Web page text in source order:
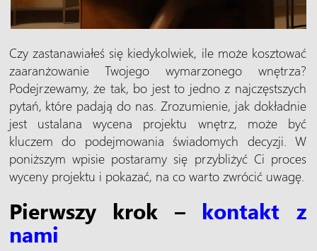
Czy zastanawiałeś się kiedykolwiek, ile może kosztować
zaaranżowanie Twojego wymarzonego wnętrza?
Podejrzewamy, że tak, bo jest to jedno z najczęstszych
pytań, które padają do nas. Zrozumienie, jak dokładnie
jest ustalana wycena projektu wnętrz, może być
kluczem do podejmowania świadomych decyzji. W
poniższym wpisie postaramy się przybliżyć Ci proces
wyceny projektu i pokazać, na co warto zwrócić uwagę.
Pierwszy krok – kontakt z
nami